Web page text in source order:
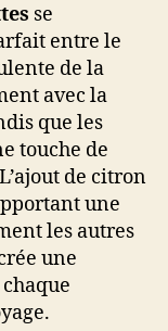
se
entre le
de la
avec la
que les
touche de
de citron
une
les autres
une